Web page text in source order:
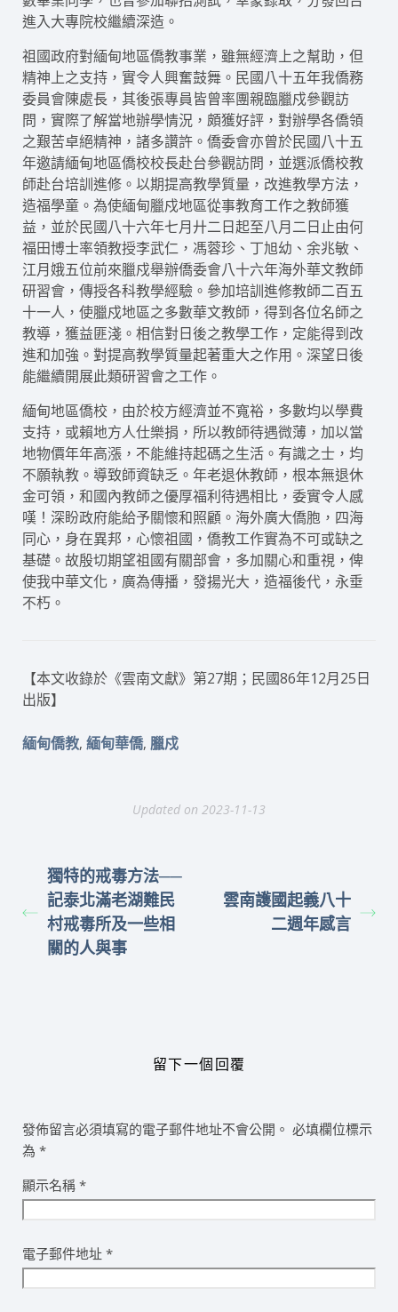
進入大專院校繼續深造。
祖國政府對緬甸地區僑教事業，雖無經濟上之幫助，但
精神上之支持，實令人興奮鼓舞。民國八十五年我僑務
委員會陳處長，其後張專員皆曾率團親臨臘戍參觀訪
問，實際了解當地辦學情況，頗獲好評，對辦學各僑領
之艱苦卓絕精神，諸多讚許。僑委會亦曾於民國八十五
年邀請緬甸地區僑校校長赴台參觀訪問，並選派僑校教
師赴台培訓進修。以期提高教學質量，改進教學方法，
造福學童。為使緬甸臘戍地區從事教育工作之教師獲
益，並於民國八十六年七月廾二日起至八月二日止由何
福田博士率領教授李武仁，馮蓉珍、丁旭幼、余兆敏、
江月娥五位前來臘戍舉辦僑委會八十六年海外華文教師
研習會，傳授各科教學經驗。參加培訓進修教師二百五
十一人，使臘戍地區之多數華文教師，得到各位名師之
教導，獲益匪淺。相信對日後之教學工作，定能得到改
進和加強。對提高教學質量起著重大之作用。深望日後
能繼續開展此類研習會之工作。
緬甸地區僑校，由於校方經濟並不寬裕，多數均以學費
支持，或賴地方人仕樂捐，所以教師待遇微薄，加以當
地物價年年高漲，不能維持起碼之生活。有識之士，均
不願執教。導致師資缺乏。年老退休教師，根本無退休
金可領，和國內教師之優厚福利待遇相比，委實令人感
嘆！深盼政府能給予關懷和照顧。海外廣大僑胞，四海
同心，身在異邦，心懷祖國，僑教工作實為不可或缺之
基礎。故殷切期望祖國有關部會，多加關心和重視，俾
使我中華文化，廣為傳播，發揚光大，造福後代，永垂
不朽。
【本文收錄於《雲南文獻》第27期；民國86年12月25日
出版】
緬甸僑教, 緬甸華僑, 臘戍
Updated on 2023-11-13
獨特的戒毒方法──
記泰北滿老湖難民
村戒毒所及一些相
關的人與事
雲南護國起義八十
二週年感言
留下一個回覆
發佈留言必須填寫的電子郵件地址不會公開。 必填欄位標示
為 *
顯示名稱 *
電子郵件地址 *